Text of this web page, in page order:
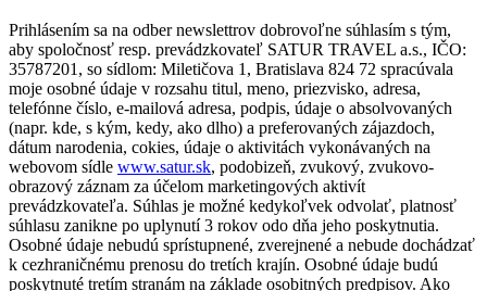
Prihlásením sa na odber newslettrov dobrovoľne súhlasím s tým,
aby spoločnosť resp. prevádzkovateľ SATUR TRAVEL a.s., IČO:
35787201, so sídlom: Miletičova 1, Bratislava 824 72 spracúvala
moje osobné údaje v rozsahu titul, meno, priezvisko, adresa,
telefónne číslo, e-mailová adresa, podpis, údaje o absolvovaných
(napr. kde, s kým, kedy, ako dlho) a preferovaných zájazdoch,
dátum narodenia, cokies, údaje o aktivitách vykonávaných na
webovom sídle www.satur.sk, podobizeň, zvukový, zvukovo-
obrazový záznam za účelom marketingových aktivít
prevádzkovateľa. Súhlas je možné kedykoľvek odvolať, platnosť
súhlasu zanikne po uplynutí 3 rokov odo dňa jeho poskytnutia.
Osobné údaje nebudú sprístupnené, zverejnené a nebude dochádzať
k cezhraničnému prenosu do tretích krajín. Osobné údaje budú
poskytnuté tretím stranám na základe osobitných predpisov. Ako